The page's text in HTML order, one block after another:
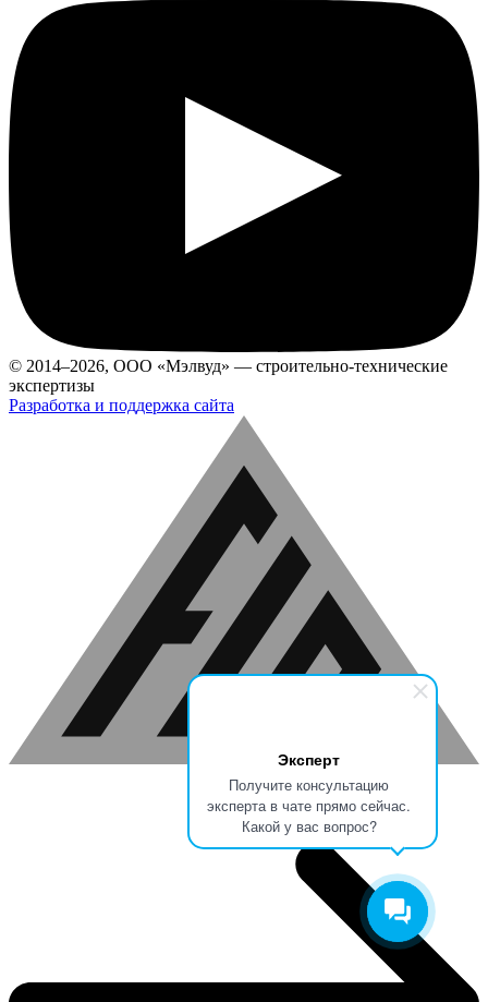
Эксперт
Получите консультацию
эксперта в чате прямо сейчас.
Какой у вас вопрос?
© 2014–2026, ООО «Мэлвуд» — строительно-технические
экспертизы
Разработка и поддержка сайта